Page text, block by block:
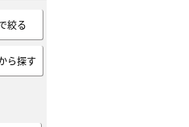
絞る
ら探す